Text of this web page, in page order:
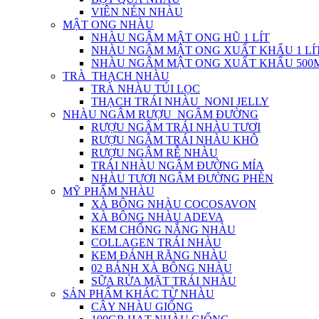
VIÊN NÉN NHÀU
MẬT ONG NHÀU
NHÀU NGÂM MẬT ONG HŨ 1 LÍT
NHÀU NGÂM MẬT ONG XUẤT KHẨU 1
NHÀU NGÂM MẬT ONG XUẤT KHẨU
TRÀ_THẠCH NHÀU
TRÀ NHÀU TÚI LỌC
THẠCH TRÁI NHÀU_NONI JELLY
NHÀU NGÂM RƯỢU_NGÂM ĐƯỜNG
RƯỢU NGÂM TRÁI NHÀU TƯƠI
RƯỢU NGÂM TRÁI NHÀU KHÔ
RƯỢU NGÂM RỄ NHÀU
TRÁI NHÀU NGÂM ĐƯỜNG MÍA
NHÀU TƯƠI NGÂM ĐƯỜNG PHÈN
MỸ PHẨM NHÀU
XÀ BÔNG NHÀU COCOSAVON
XÀ BÔNG NHÀU ADEVA
KEM CHỐNG NẮNG NHÀU
COLLAGEN TRÁI NHÀU
KEM ĐÁNH RĂNG NHÀU
02 BÁNH XÀ BÔNG NHÀU
SỮA RỬA MẶT TRÁI NHÀU
SẢN PHẨM KHÁC TỪ NHÀU
CÂY NHÀU GIỐNG